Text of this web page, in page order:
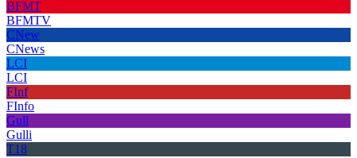
BFMT
BFMTV
CNew
CNews
LCI
LCI
FInf
FInfo
Gull
Gulli
T18